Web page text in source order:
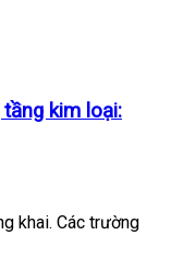
kim loại:
khai. Các trường